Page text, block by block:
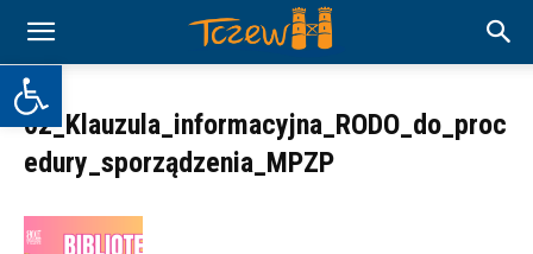
Otwórz pasek narzędzi
02_Klauzula_informacyjna_RODO_do_proc
edury_sporządzenia_MPZP